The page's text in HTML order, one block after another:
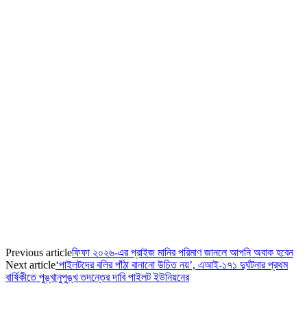
Previous articleফিফা ২০২৬-এর প্রাইজ মানির পরিমাণ জানলে আপনি অবাক হবেন
Next article‘পাইলটদের বলির পাঁঠা বানানো উচিত নয়’, এআই-১৭১ দুর্ঘটনার প্রথম
বার্ষিকীতে পুঙ্খানুপুঙ্খ তদন্তের দাবি পাইলট ইউনিয়নের